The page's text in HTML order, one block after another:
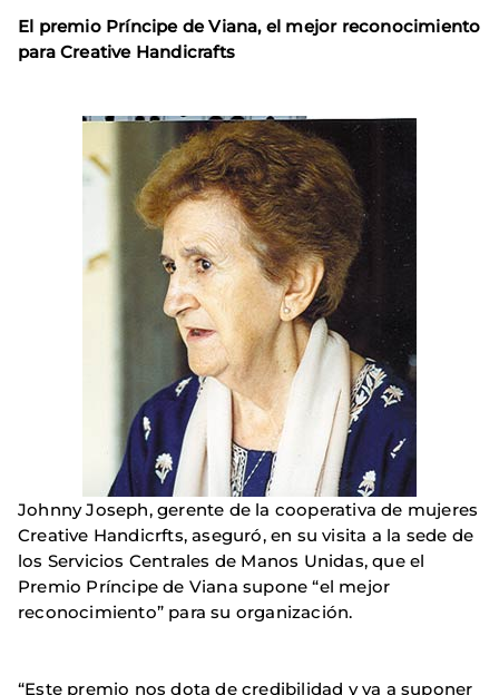
El premio Príncipe de Viana, el mejor reconocimiento
para Creative Handicrafts
Johnny Joseph, gerente de la cooperativa de mujeres
Creative Handicrfts, aseguró, en su visita a la sede de
los Servicios Centrales de Manos Unidas, que el
Premio Príncipe de Viana supone “el mejor
reconocimiento” para su organización.
“Este premio nos dota de credibilidad y va a suponer